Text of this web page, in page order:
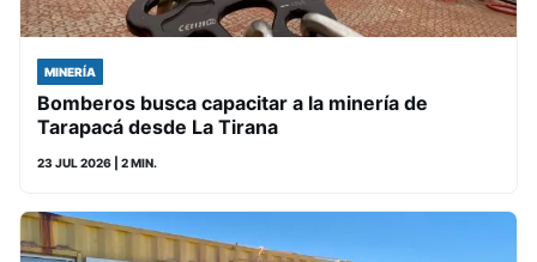
MINERÍA
Bomberos busca capacitar a la minería de
Tarapacá desde La Tirana
23 JUL 2026 | 2 MIN.